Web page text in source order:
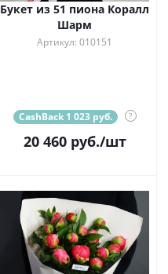
Букет из 51 пиона Коралл
Шарм
Артикул: 010151
CashBack 1 023 руб. ?
20 460руб./шт